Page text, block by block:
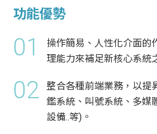
功能優勢
01
操作簡易、人性化介面的
理能力來補足新核心系統
02
整合各種前端業務，以提
鑑系統、叫號系統、多媒
設備..等)。